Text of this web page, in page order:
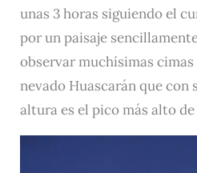
unas 3 horas siguiendo el
por un paisaje
observar muchísimas
nevado Huascarán que con
altura es el pico más alto de